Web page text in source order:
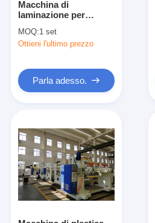
Prodotti
Circa noi
Giro della fabbrica
Macchina di
laminazione per
foglio di alluminio
laminato dello strato
MOQ:1 set
Ottieni l'ultimo prezzo
Parla adesso.